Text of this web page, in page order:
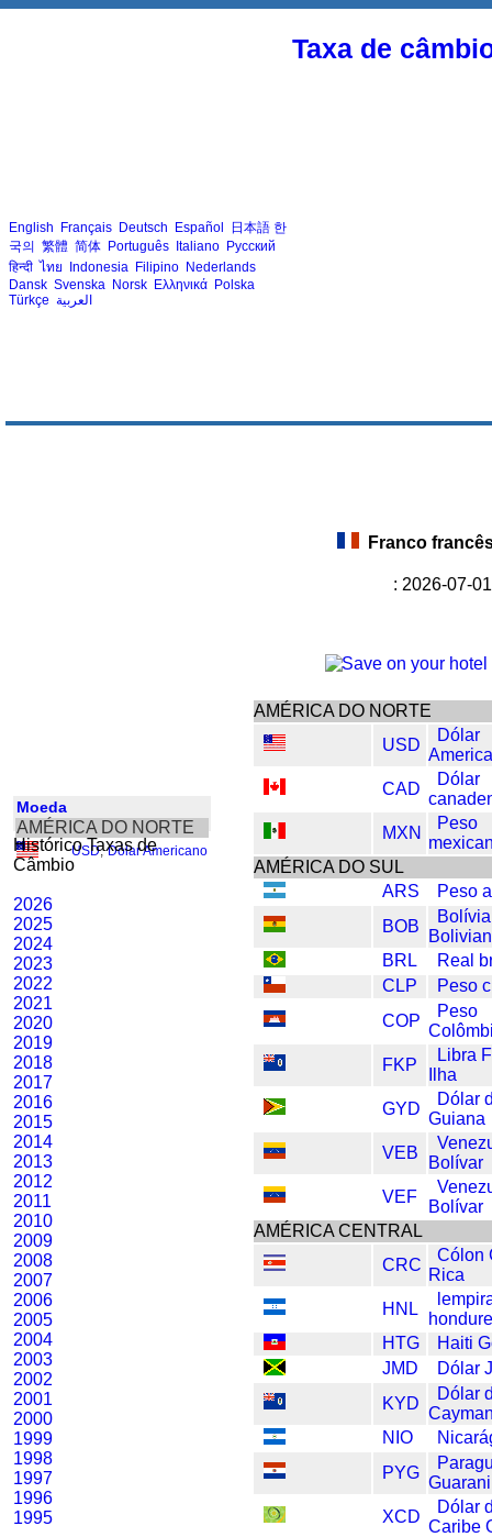
Taxa de
English Français Deutsch Español 日本語 한
국의 繁體 简体 Português Italiano Русский
हिन्दी ไทย Indonesia Filipino Nederlands
Dansk Svenska Norsk Ελληνικά Polska
Türkçe العربية
Moeda
AMÉRICA DO NORTE
USD, Dólar Americano
Histórico Taxas de
Câmbio
2026
2025
2024
2023
2022
2021
2020
2019
2018
2017
2016
2015
2014
2013
2012
2011
2010
2009
2008
2007
2006
2005
2004
2003
2002
2001
2000
1999
1998
1997
1996
1995
Franco
: 2026-07-
AMÉRICA DO NORTE
USD
Dólar
CAD
Dólar
MXN
Peso
AMÉRICA DO SUL
ARS
Peso
BOB
Bolívia
BRL
Real
CLP
Peso
COP
Peso
FKP
Libra
Ilha
GYD
Dólar
Guiana
VEB
Bolívar
VEF
Bolívar
AMÉRICA CENTRAL
CRC
Cólon
Rica
HNL
HTG
Haiti
JMD
Dólar
KYD
Dólar
NIO
PYG
Guarani
XCD
Dólar
Caribe